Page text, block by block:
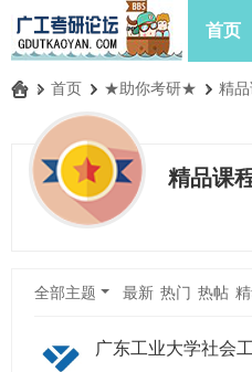
首页
» 首页 › ★助你考研★ › 精
精品课
全部主题 最新 热门 热帖
广东工业大学社会